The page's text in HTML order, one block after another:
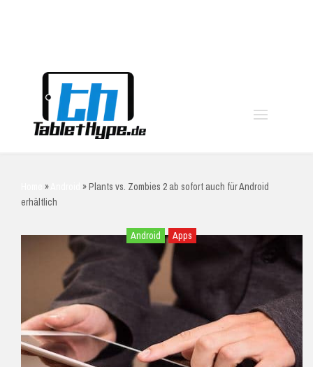
» »Plants vs. Zombies 2 ab sofort auch für Android
erhältlich
Android Apps